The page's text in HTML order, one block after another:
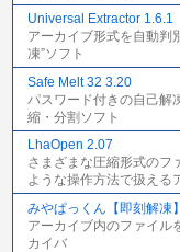
Universal Extractor 1.6.1
アーカイブ形式を自動判
凍”ソフト
Safe Melt 32 3.20
パスワード付きの自己解
縮・分割ソフト
LhaOpen 2.07
さまざまな圧縮形式のフ
ような操作方法で扱える
みやぱっくん【即刻解凍
アーカイブ内のファイル
カイバ